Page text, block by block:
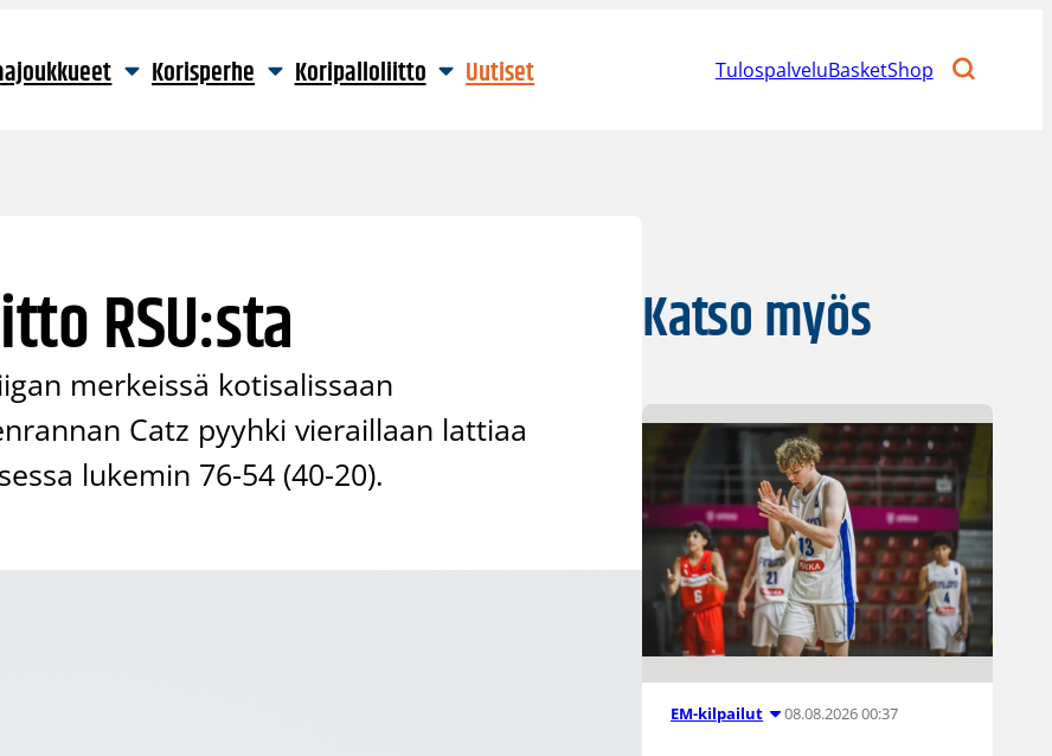
Korisperhe Koripalloliitto Uutiset TulospalveluBasketShop
RSU:sta
merkeissä kotisalissaan
Catz pyyhki vieraillaan lattiaa
lukemin 76-54 (40-20).
Katso myös
EM-kilpailut 08.08.2026 00:37